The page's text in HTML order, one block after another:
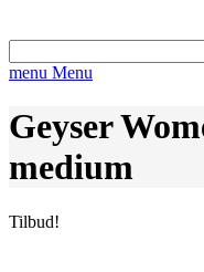
efter:
menu Menu
Geyser
medium
Tilbud!